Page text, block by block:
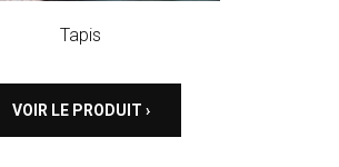
Tapis
VOIR LE PRODUIT ›